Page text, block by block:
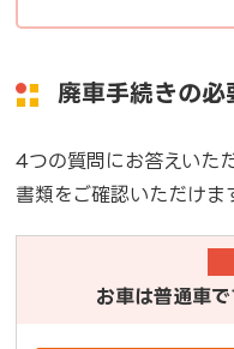
廃車手続きの必
4つの質問にお答えいた
書類をご確認いただけま
お車は普通車